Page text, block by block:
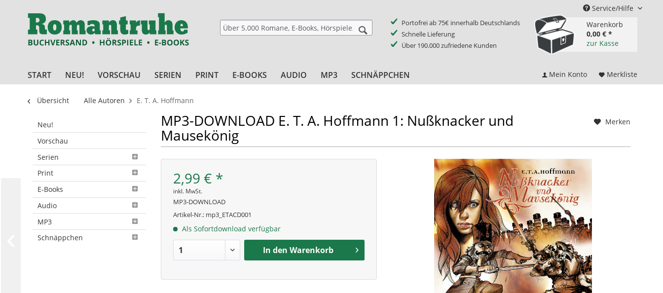
Service/Hilfe
Portofrei ab 75€ innerhalb Deutschlands
Schnelle Lieferung
Über 190.000 zufriedene Kunden
Warenkorb
0,00 € *
zur Kasse
START NEU! VORSCHAU SERIEN PRINT E-BOOKS AUDIO MP3 SCHNÄPPCHEN Mein Konto Merkliste
Übersicht Alle Autoren E. T. A. Hoffmann
Neu!
Vorschau
Serien
Print
E-Books
Audio
MP3
Schnäppchen
Merken
MP3-DOWNLOAD E. T. A. Hoffmann 1: Nußknacker und
Mausekönig
2,99 € *
inkl. MwSt.
MP3-DOWNLOAD
Artikel-Nr.: mp3_ETACD001
Als Sofortdownload verfügbar
In den Warenkorb